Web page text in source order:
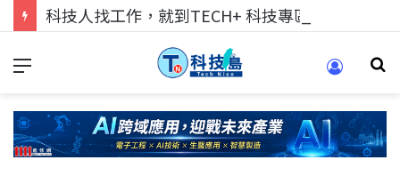
科技人找工作，就到TECH+ 科技專區!